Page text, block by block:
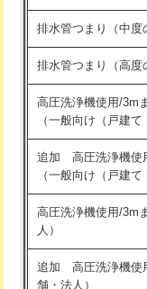
持込商品取付（浄水
給水管工事※（ホー
給水管工事※（バン
給水管工事※（支持
給水管工事※（保温
め込み）)
給水管工事※（土の
業)
給水管工事※（塩ビ
排水管つまり（中度
排水管つまり（高度
高圧洗浄機使用/3m
（一般向け（戸建て
追加 高圧洗浄機使
（一般向け（戸建て
高圧洗浄機使用/3m
人）
追加 高圧洗浄機使
舗・法人）